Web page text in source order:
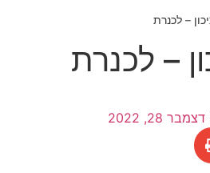
– לכנרת
– לכנרת
דצמבר 28, 2022